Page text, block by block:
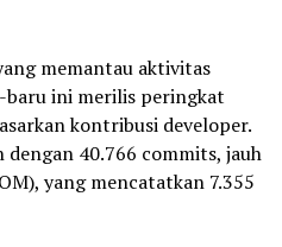
memantau aktivitas
baru ini merilis peringkat
kontribusi developer.
40.766 commits, jauh
yang mencatatkan 7.355